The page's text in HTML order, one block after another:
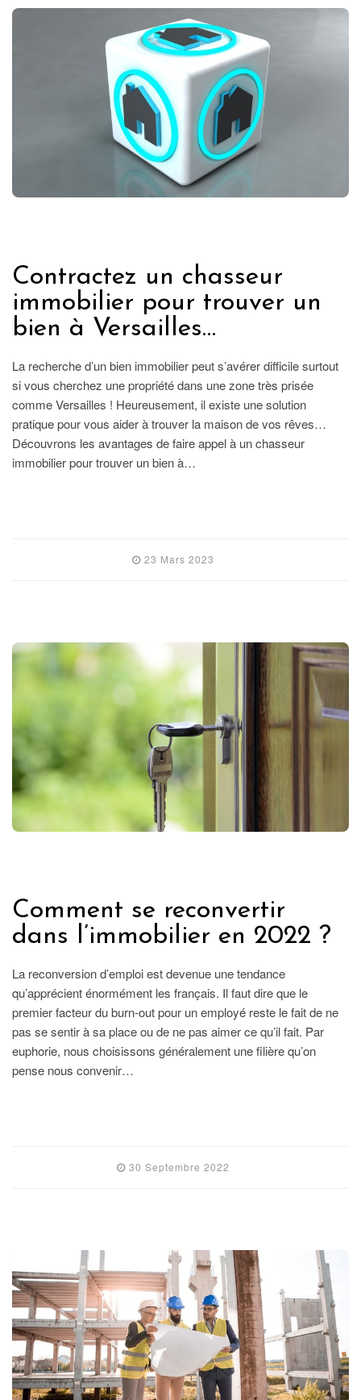
Contractez un chasseur
immobilier pour trouver un
bien à Versailles…
La recherche d’un bien immobilier peut s’avérer difficile surtout
si vous cherchez une propriété dans une zone très prisée
comme Versailles ! Heureusement, il existe une solution
pratique pour vous aider à trouver la maison de vos rêves…
Découvrons les avantages de faire appel à un chasseur
immobilier pour trouver un bien à…
23 Mars 2023
Comment se reconvertir
dans l’immobilier en 2022 ?
La reconversion d’emploi est devenue une tendance
qu’apprécient énormément les français. Il faut dire que le
premier facteur du burn-out pour un employé reste le fait de ne
pas se sentir à sa place ou de ne pas aimer ce qu’il fait. Par
euphorie, nous choisissons généralement une filière qu’on
pense nous convenir…
30 Septembre 2022